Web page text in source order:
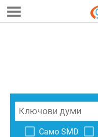
Само SMD